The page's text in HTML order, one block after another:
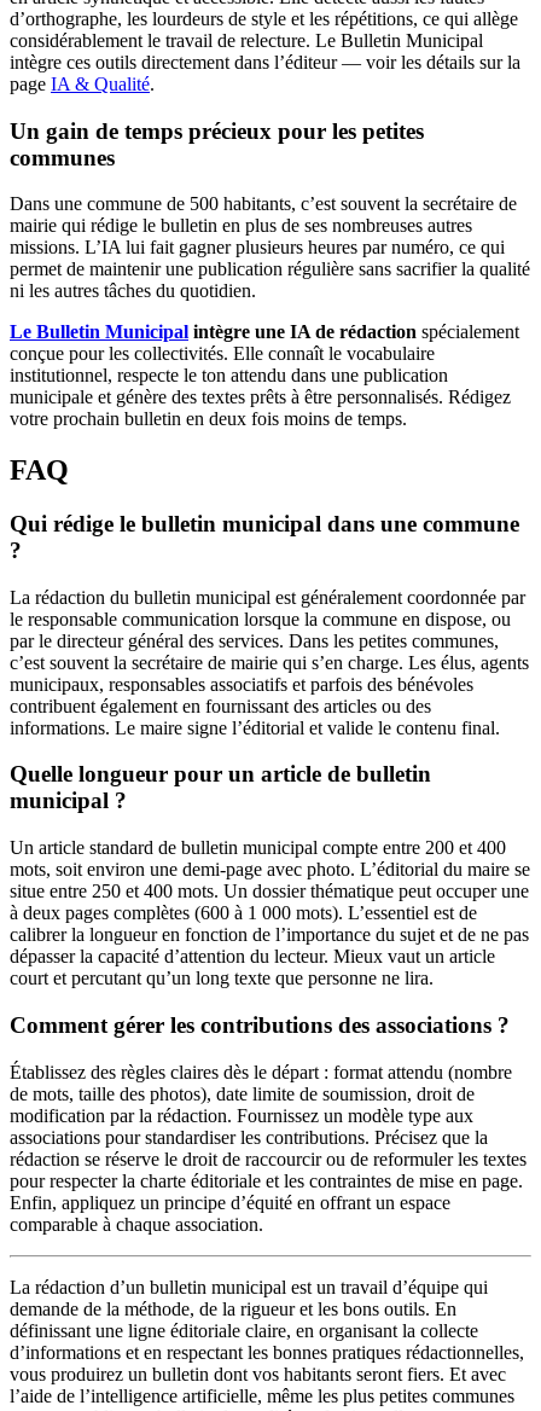
d’orthographe, les lourdeurs de style et les répétitions, ce qui allège
considérablement le travail de relecture. Le Bulletin Municipal
intègre ces outils directement dans l’éditeur — voir les détails sur la
page IA & Qualité.
Un gain de temps précieux pour les petites
communes
Dans une commune de 500 habitants, c’est souvent la secrétaire de
mairie qui rédige le bulletin en plus de ses nombreuses autres
missions. L’IA lui fait gagner plusieurs heures par numéro, ce qui
permet de maintenir une publication régulière sans sacrifier la qualité
ni les autres tâches du quotidien.
Le Bulletin Municipal intègre une IA de rédaction spécialement
conçue pour les collectivités. Elle connaît le vocabulaire
institutionnel, respecte le ton attendu dans une publication
municipale et génère des textes prêts à être personnalisés. Rédigez
votre prochain bulletin en deux fois moins de temps.
FAQ
Qui rédige le bulletin municipal dans une commune
?
La rédaction du bulletin municipal est généralement coordonnée par
le responsable communication lorsque la commune en dispose, ou
par le directeur général des services. Dans les petites communes,
c’est souvent la secrétaire de mairie qui s’en charge. Les élus, agents
municipaux, responsables associatifs et parfois des bénévoles
contribuent également en fournissant des articles ou des
informations. Le maire signe l’éditorial et valide le contenu final.
Quelle longueur pour un article de bulletin
municipal ?
Un article standard de bulletin municipal compte entre 200 et 400
mots, soit environ une demi-page avec photo. L’éditorial du maire se
situe entre 250 et 400 mots. Un dossier thématique peut occuper une
à deux pages complètes (600 à 1 000 mots). L’essentiel est de
calibrer la longueur en fonction de l’importance du sujet et de ne pas
dépasser la capacité d’attention du lecteur. Mieux vaut un article
court et percutant qu’un long texte que personne ne lira.
Comment gérer les contributions des associations ?
Établissez des règles claires dès le départ : format attendu (nombre
de mots, taille des photos), date limite de soumission, droit de
modification par la rédaction. Fournissez un modèle type aux
associations pour standardiser les contributions. Précisez que la
rédaction se réserve le droit de raccourcir ou de reformuler les textes
pour respecter la charte éditoriale et les contraintes de mise en page.
Enfin, appliquez un principe d’équité en offrant un espace
comparable à chaque association.
La rédaction d’un bulletin municipal est un travail d’équipe qui
demande de la méthode, de la rigueur et les bons outils. En
définissant une ligne éditoriale claire, en organisant la collecte
d’informations et en respectant les bonnes pratiques rédactionnelles,
vous produirez un bulletin dont vos habitants seront fiers. Et avec
l’aide de l’intelligence artificielle, même les plus petites communes